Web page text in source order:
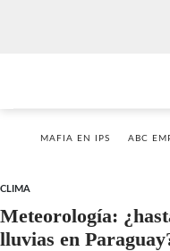
MAFIA EN IPS ABC
CLIMA
Meteorología:
lluvias en